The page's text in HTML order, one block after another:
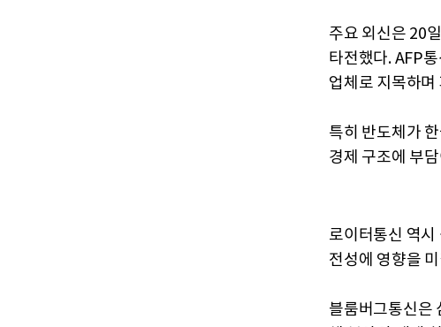
주요 외신은 20
타전했다. AFP
업체로 지목하며
특히 반도체가
경제 구조에 부
로이터통신 역시
전성에 영향을
블룸버그통신은